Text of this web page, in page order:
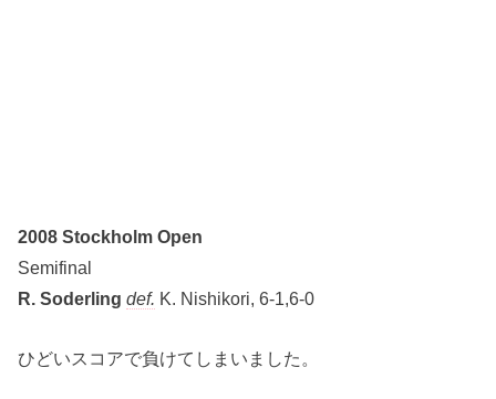
2008 Stockholm Open
Semifinal
R. Soderling def. K. Nishikori, 6-1,6-0
ひどいスコアで負けてしまいました。